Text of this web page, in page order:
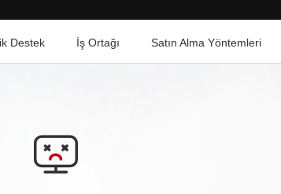
Destek İş Ortağı Satın Alma Yöntemleri